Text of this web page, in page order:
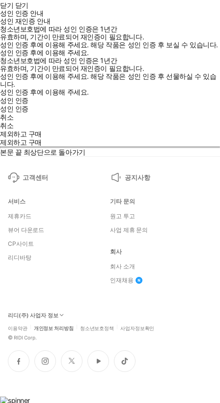
닫기 닫기
성인 인증 안내
성인 재인증 안내
청소년보호법에 따라 성인 인증은 1년간
유효하며, 기간이 만료되어 재인증이 필요합니다.
성인 인증 후에 이용해 주세요.해당 작품은 성인 인증 후 보실 수 있습니다.
성인 인증 후에 이용해 주세요.
청소년보호법에 따라 성인 인증은 1년간
유효하며, 기간이 만료되어 재인증이 필요합니다.
성인 인증 후에 이용해 주세요.해당 작품은 성인 인증 후 선물하실 수 있습
니다.
성인 인증 후에 이용해 주세요.
성인 인증
성인 인증
취소
취소
제외하고 구매
제외하고 구매
본문 끝 최상단으로 돌아가기
고객센터 공지사항
서비스
제휴카드
뷰어 다운로드
CP사이트
리디바탕
기타 문의
원고 투고
사업 제휴 문의
회사
회사 소개
인재채용
리디(주) 사업자 정보
이용약관 개인정보 처리방침 청소년보호정책 사업자정보확인
© RIDI Corp.
페
이
인
스
트
위
유
튜
틱
톡